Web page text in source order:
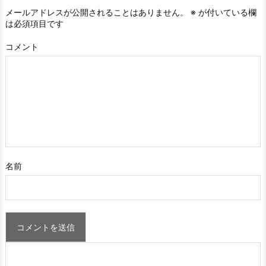
メールアドレスが公開されることはありません。 ※ が付いている欄
は必須項目です
コメント
名前